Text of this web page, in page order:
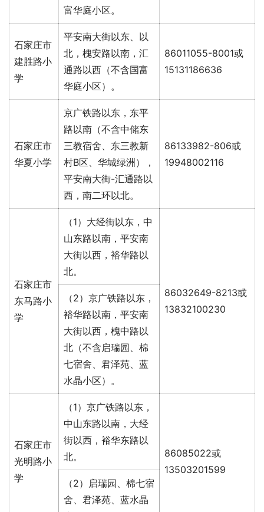
富华庭小区。
石家庄市
建胜路小
学
平安南大街以东、以
北，槐安路以南，汇
通路以西（不含国富
华庭小区）。
86011055-8001或
15131186636
石家庄市
华夏小学
京广铁路以东，东平
路以南（不含中储东
三教宿舍、东三教新
村B区、华城绿洲），
平安南大街-汇通路以
西，南二环以北。
86133982-806或
19948002116
石家庄市
东马路小
学
（1）大经街以东，中
山东路以南，平安南
大街以西，裕华路以
北。
86032649-8213或
13832100230
（2）京广铁路以东，
裕华路以南，平安南
大街以西，槐中路以
北（不含启瑞园、棉
七宿舍、君泽苑、蓝
水晶小区）。
石家庄市
光明路小
学
（1）京广铁路以东，
中山东路以南，大经
街以西，裕华东路以
北。
86085022或
13503201599
（2）启瑞园、棉七宿
舍、君泽苑、蓝水晶